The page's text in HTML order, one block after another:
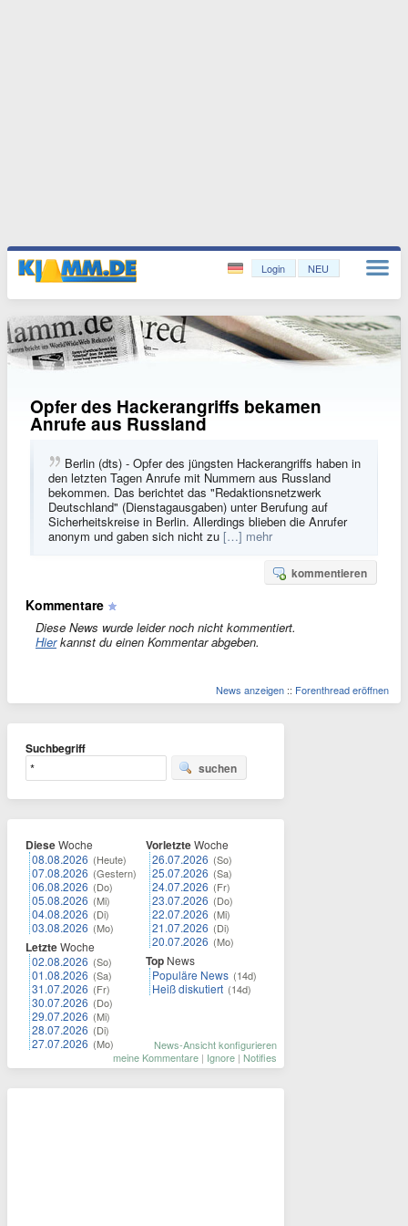
Login NEU
Opfer des Hackerangriffs bekamen
Anrufe aus Russland
Berlin (dts) - Opfer des jüngsten Hackerangriffs haben in
den letzten Tagen Anrufe mit Nummern aus Russland
bekommen. Das berichtet das "Redaktionsnetzwerk
Deutschland" (Dienstagausgaben) unter Berufung auf
Sicherheitskreise in Berlin. Allerdings blieben die Anrufer
anonym und gaben sich nicht zu […] mehr
kommentieren
Kommentare
Diese News wurde leider noch nicht kommentiert.
Hierkannst du einen Kommentar abgeben.
News anzeigen :: Forenthread eröffnen
Suchbegriff
suchen
DieseWoche
08.08.2026 (Heute)
07.08.2026 (Gestern)
06.08.2026 (Do)
05.08.2026 (Mi)
04.08.2026 (Di)
03.08.2026 (Mo)
LetzteWoche
02.08.2026 (So)
01.08.2026 (Sa)
31.07.2026 (Fr)
30.07.2026 (Do)
29.07.2026 (Mi)
28.07.2026 (Di)
27.07.2026 (Mo)
VorletzteWoche
26.07.2026 (So)
25.07.2026 (Sa)
24.07.2026 (Fr)
23.07.2026 (Do)
22.07.2026 (Mi)
21.07.2026 (Di)
20.07.2026 (Mo)
Top News
Populäre News (14d)
Heiß diskutiert (14d)
News-Ansicht konfigurieren
meine Kommentare | Ignore | Notifies